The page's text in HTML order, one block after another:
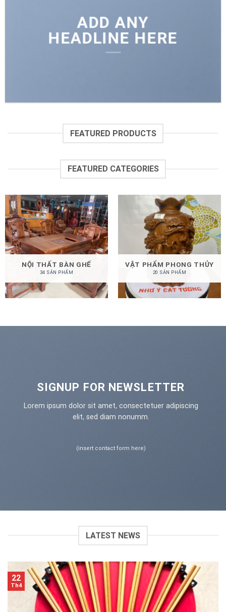
ADD ANY
HEADLINE HERE
FEATURED PRODUCTS
FEATURED CATEGORIES
NỘI THẤT BÀN GHẾ
34 SẢN PHẨM
VẬT PHẨM PHONG THỦY
20 SẢN PHẨM
SIGNUP FOR NEWSLETTER
Lorem ipsum dolor sit amet, consectetuer adipiscing
elit, sed diam nonumm.
(insert contact form here)
LATEST NEWS
22
Th4